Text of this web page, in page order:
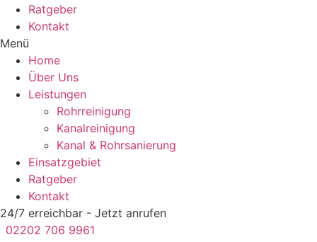
Ratgeber
Kontakt
Menü
Home
Über Uns
Leistungen
Rohrreinigung
Kanalreinigung
Kanal & Rohrsanierung
Einsatzgebiet
Ratgeber
Kontakt
24/7 erreichbar - Jetzt anrufen
02202 706 9961